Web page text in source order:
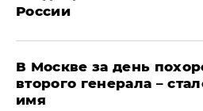
России
В Москве за день
второго генерала –
имя